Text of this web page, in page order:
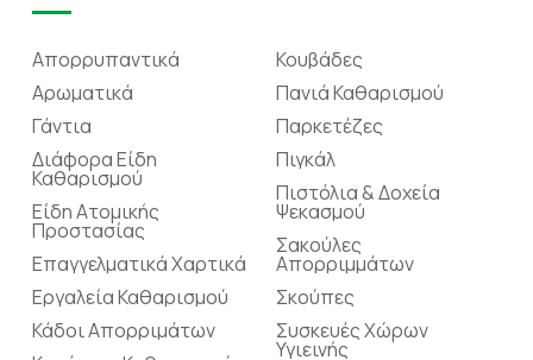
Απορρυπαντικά
Αρωματικά
Γάντια
Διάφορα Είδη
Καθαρισμού
Είδη Ατομικής
Προστασίας
Επαγγελματικά Χαρτικά
Εργαλεία Καθαρισμού
Κάδοι Απορριμάτων
Κουβάδες
Πανιά Καθαρισμού
Παρκετέζες
Πιγκάλ
Πιστόλια & Δοχεία
Ψεκασμού
Σακούλες
Απορριμμάτων
Σκούπες
Συσκευές Χώρων
Υγιεινής